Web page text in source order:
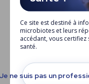
Biomédecine - «
? »
Ce site est destiné à
microbiotes et leurs
accédant, vous
santé.
ne suis pas un